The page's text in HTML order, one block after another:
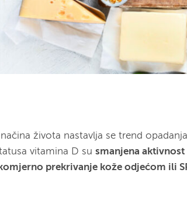
života nastavlja se trend
vitamina D susmanjena aktivnost
prekrivanje kože odjećom ili